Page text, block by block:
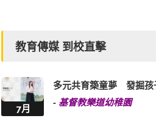
教育傳媒 到校直擊
7月
多元共育築童夢 發掘孩
- 基督教樂道幼稚園